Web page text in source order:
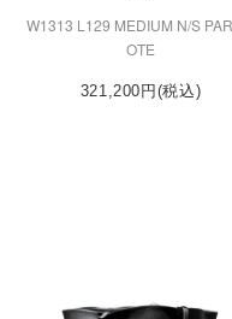
W1313 L129 MEDIUM N/S
OTE
321,200円(税込)